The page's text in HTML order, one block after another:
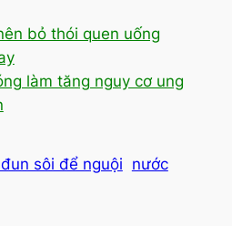
bỏ thói quen uống
làm tăng nguy cơ ung
sôi để nguội
nước